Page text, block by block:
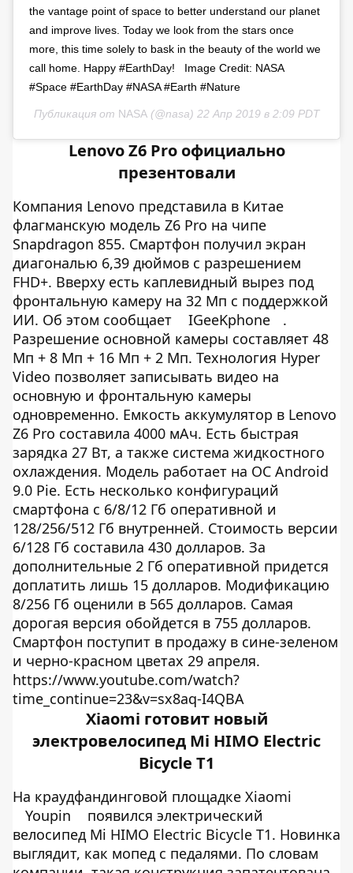
the vantage point of space to better understand our planet
and improve lives. Today we look from the stars once
more, this time solely to bask in the beauty of the world we
call home. Happy #EarthDay! ⁣ ⁣ Image Credit: NASA⁣ ⁣
#Space #EarthDay #NASA #Earth #Nature⁣
Публикация от NASA(@nasa) 22 Апр 2019 в 2:09 PDT
Lenovo Z6 Pro официально
презентовали
Компания Lenovo представила в Китае
флагманскую модель Z6 Pro на чипе
Snapdragon 855. Смартфон получил экран
диагональю 6,39 дюймов с разрешением
FHD+. Вверху есть каплевидный вырез под
фронтальную камеру на 32 Мп с поддержкой
ИИ. Об этом сообщает
IGeeKphone
.
Разрешение основной камеры составляет 48
Мп + 8 Мп + 16 Мп + 2 Мп. Технология Hyper
Video позволяет записывать видео на
основную и фронтальную камеры
одновременно. Емкость аккумулятор в Lenovo
Z6 Pro составила 4000 мАч. Есть быстрая
зарядка 27 Вт, а также система жидкостного
охлаждения. Модель работает на ОС Android
9.0 Pie. Есть несколько конфигураций
смартфона с 6/8/12 Гб оперативной и
128/256/512 Гб внутренней. Стоимость версии
6/128 Гб составила 430 долларов. За
дополнительные 2 Гб оперативной придется
доплатить лишь 15 долларов. Модификацию
8/256 Гб оценили в 565 долларов. Самая
дорогая версия обойдется в 755 долларов.
Смартфон поступит в продажу в сине-зеленом
и черно-красном цветах 29 апреля.
https://www.youtube.com/watch?
time_continue=23&v=sx8aq-I4QBA
Xiaomi готовит новый
электровелосипед Mi HIMO Electric
Bicycle T1
На краудфандинговой площадке Xiaomi
Youpin
появился электрический
велосипед Mi HIMO Electric Bicycle T1. Новинка
выглядит, как мопед с педалями. По словам